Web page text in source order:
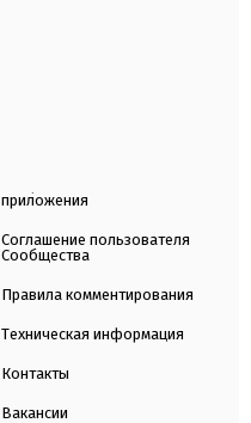
приложения
Соглашение пользователя
Сообщества
Правила комментирования
Техническая информация
Контакты
Вакансии